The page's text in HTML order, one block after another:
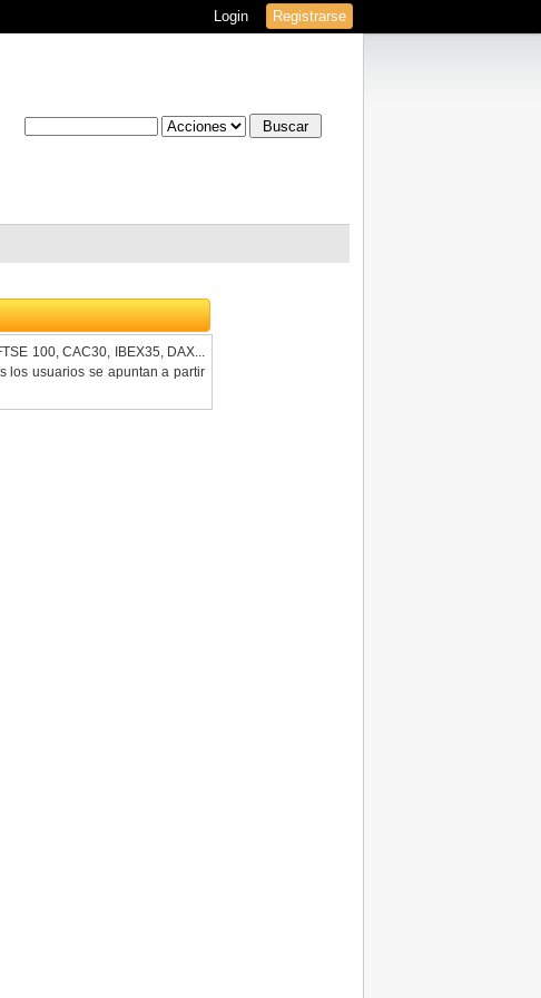
Login Registrarse
100, CAC30, IBEX35, DAX...
los usuarios se apuntan a partir